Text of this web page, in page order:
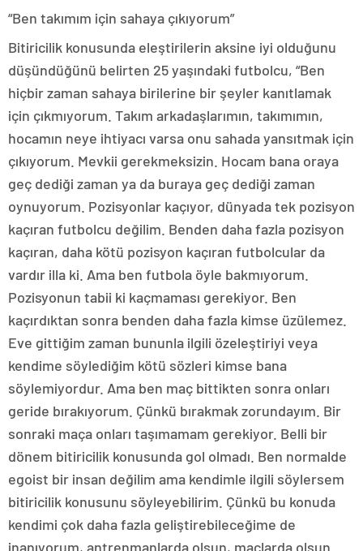
“Ben takımım için sahaya çıkıyorum”
Bitiricilik konusunda eleştirilerin aksine iyi olduğunu
düşündüğünü belirten 25 yaşındaki futbolcu, “Ben
hiçbir zaman sahaya birilerine bir şeyler kanıtlamak
için çıkmıyorum. Takım arkadaşlarımın, takımımın,
hocamın neye ihtiyacı varsa onu sahada yansıtmak için
çıkıyorum. Mevkii gerekmeksizin. Hocam bana oraya
geç dediği zaman ya da buraya geç dediği zaman
oynuyorum. Pozisyonlar kaçıyor, dünyada tek pozisyon
kaçıran futbolcu değilim. Benden daha fazla pozisyon
kaçıran, daha kötü pozisyon kaçıran futbolcular da
vardır illa ki. Ama ben futbola öyle bakmıyorum.
Pozisyonun tabii ki kaçmaması gerekiyor. Ben
kaçırdıktan sonra benden daha fazla kimse üzülemez.
Eve gittiğim zaman bununla ilgili özeleştiriyi veya
kendime söylediğim kötü sözleri kimse bana
söylemiyordur. Ama ben maç bittikten sonra onları
geride bırakıyorum. Çünkü bırakmak zorundayım. Bir
sonraki maça onları taşımamam gerekiyor. Belli bir
dönem bitiricilik konusunda gol olmadı. Ben normalde
egoist bir insan değilim ama kendimle ilgili söylersem
bitiricilik konusunu söyleyebilirim. Çünkü bu konuda
kendimi çok daha fazla geliştirebileceğime de
inanıyorum, antrenmanlarda olsun, maçlarda olsun